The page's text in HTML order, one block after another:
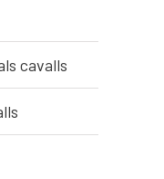
cavalls